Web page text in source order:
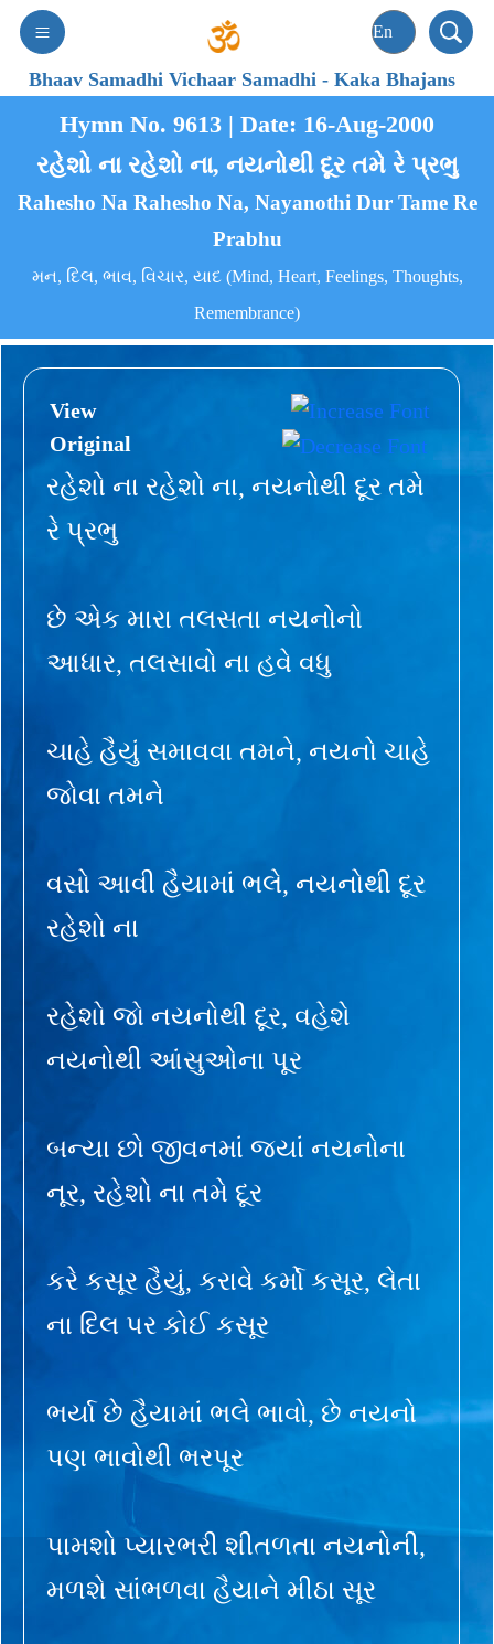
Bhaav Samadhi Vichaar Samadhi-Kaka Bhajans
Hymn No. 9613 | Date: 16-Aug-2000
રહેશો ના રહેશો ના, નયનોથી દૂર તમે રે પ્રભુ
Rahesho Na Rahesho Na, Nayanothi Dur Tame Re
Prabhu
મન, દિલ, ભાવ, વિચાર, યાદ (Mind, Heart, Feelings, Thoughts,
Remembrance)
View
Original
રહેશો ના રહેશો ના, નયનોથી દૂર તમે
રે પ્રભુ
છે એક મારા તલસતા નયનોનો
આધાર, તલસાવો ના હવે વધુ
ચાહે હૈયું સમાવવા તમને, નયનો ચાહે
જોવા તમને
વસો આવી હૈયામાં ભલે, નયનોથી દૂર
રહેશો ના
રહેશો જો નયનોથી દૂર, વહેશે
નયનોથી આંસુઓના પૂર
બન્યા છો જીવનમાં જ્યાં નયનોના
નૂર, રહેશો ના તમે દૂર
કરે કસૂર હૈયું, કરાવે કર્મો કસૂર, લેતા
ના દિલ પર કોઈ કસૂર
ભર્યા છે હૈયામાં ભલે ભાવો, છે નયનો
પણ ભાવોથી ભરપૂર
પામશો પ્યારભરી શીતળતા નયનોની,
મળશે સાંભળવા હૈયાને મીઠા સૂર